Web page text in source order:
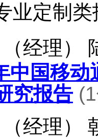
业定制类
（经理）
中国移
究报告(1
经理）